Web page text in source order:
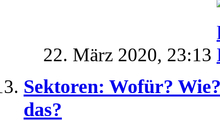
22. März 2020, 23:13
Sektoren: Wofür?
das?